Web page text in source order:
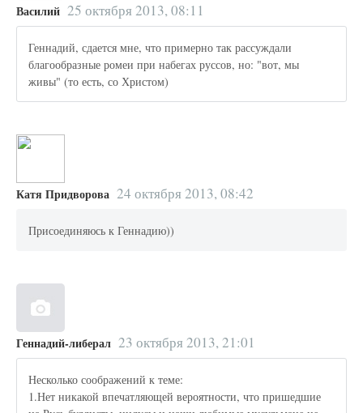
Василий 25 октября 2013, 08:11
Геннадий, сдается мне, что примерно так рассуждали
благообразные ромеи при набегах руссов, но: "вот, мы
живы" (то есть, со Христом)
Катя Придворова 24 октября 2013, 08:42
Присоединяюсь к Геннадию))
Геннадий-либерал 23 октября 2013, 21:01
Несколько соображений к теме:
1.Нет никакой впечатляющей вероятности, что пришедшие